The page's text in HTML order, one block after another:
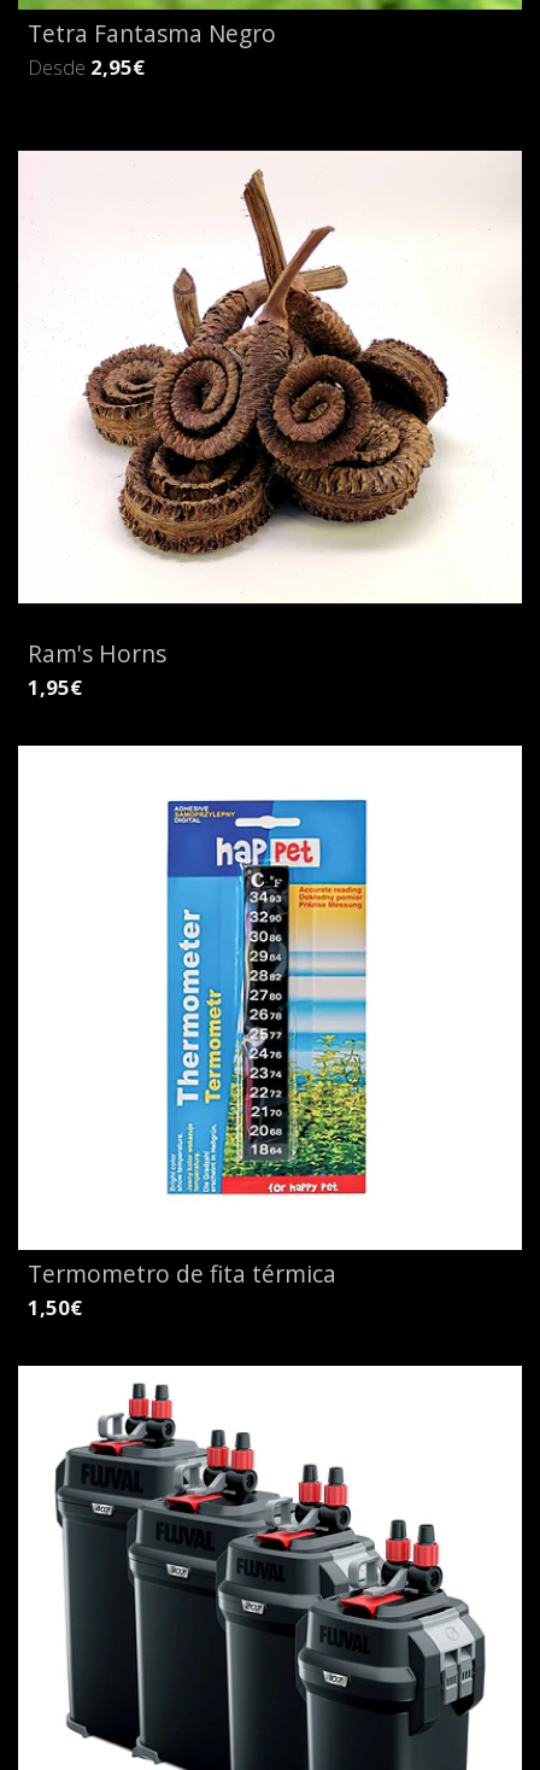
Tetra Fantasma Negro
Desde 2,95€
Ram's Horns
1,95€
Termometro de fita térmica
1,50€